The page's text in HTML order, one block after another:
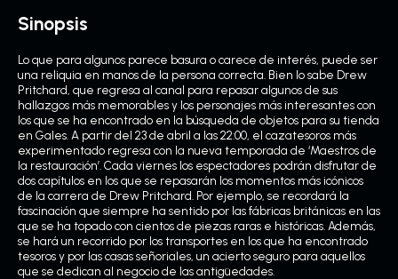
Sinopsis
Lo que para algunos parece basura o carece de interés, puede ser
una reliquia en manos de la persona correcta. Bien lo sabe Drew
Pritchard, que regresa al canal para repasar algunos de sus
hallazgos más memorables y los personajes más interesantes con
los que se ha encontrado en la búsqueda de objetos para su tienda
en Gales. A partir del 23 de abril a las 22:00, el cazatesoros más
experimentado regresa con la nueva temporada de ‘Maestros de
la restauración’. Cada viernes los espectadores podrán disfrutar de
dos capítulos en los que se repasarán los momentos más icónicos
de la carrera de Drew Pritchard. Por ejemplo, se recordará la
fascinación que siempre ha sentido por las fábricas británicas en las
que se ha topado con cientos de piezas raras e históricas. Además,
se hará un recorrido por los transportes en los que ha encontrado
tesoros y por las casas señoriales, un acierto seguro para aquellos
que se dedican al negocio de las antigüedades.